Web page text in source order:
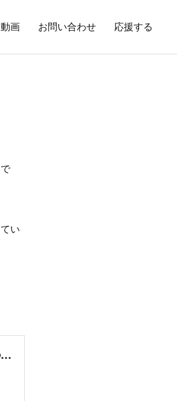
動画 お問い合わせ 応援する
い
たつの市／「たつの市新宮地域小中一貫校建設基本設計」に関する意見の公募について